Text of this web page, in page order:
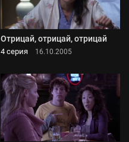
Отрицай, отрицай, отрицай
4 серия 16.10.2005